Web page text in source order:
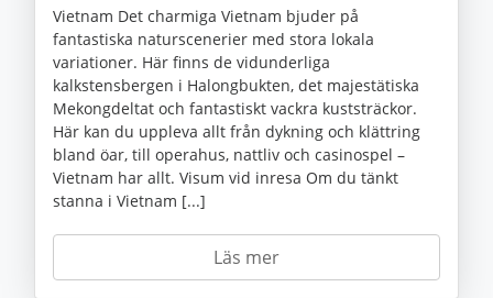
Vietnam Det charmiga Vietnam bjuder på
fantastiska naturscenerier med stora lokala
variationer. Här finns de vidunderliga
kalkstensbergen i Halongbukten, det majestätiska
Mekongdeltat och fantastiskt vackra kuststräckor.
Här kan du uppleva allt från dykning och klättring
bland öar, till operahus, nattliv och casinospel –
Vietnam har allt. Visum vid inresa Om du tänkt
stanna i Vietnam [...]
Läs mer